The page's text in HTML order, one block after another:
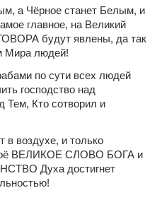
а Чёрное станет Белым, и
главное, на Великий
будут явлены, да так
Мира людей!
по сути всех людей
господство над
Кто сотворил и
воздухе, и только
ВЕЛИКОЕ СЛОВО БОГА и
Духа достигнет